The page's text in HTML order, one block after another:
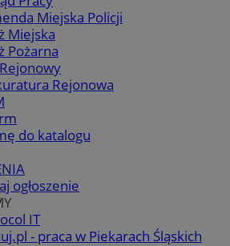
Miejska Policji
Miejska
Pożarna
Rejonowa
do katalogu
ogłoszenie
IT
- praca w Piekarach Śląskich